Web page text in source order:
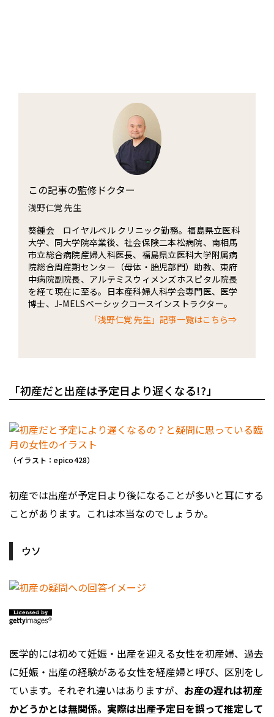
この記事の監修ドクター
浅野仁覚 先生
葵鍾会 ロイヤルベル クリニック勤務。福島県立医科
大学、同大学院卒業後、社会保険二本松病院、南相馬
市立総合病院産婦人科医長、福島県立医科大学附属病
院総合周産期センター（母体・胎児部門）助教、東府
中病院副院長、アルテミスウィメンズホスピタル院長
を経て現在に至る。日本産科婦人科学会専門医、医学
博士、J-MELSベーシックコースインストラクター。
「浅野仁覚 先生」記事一覧はこちら⇒
「初産だと出産は予定日より遅くなる!?」
（イラスト：epico428）
初産では出産が予定日より後になることが多いと耳にする
ことがあります。これは本当なのでしょうか。
ウソ
医学的には初めて妊娠・出産を迎える女性を初産婦、過去
に妊娠・出産の経験がある女性を経産婦と呼び、区別をし
ています。それぞれ違いはありますが、 お産の遅れは初産
かどうかとは無関係。実際は出産予定日を誤って推定して